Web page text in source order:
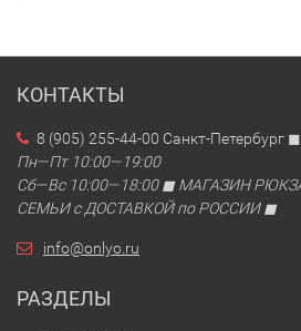
КОНТАКТЫ
8 (905) 255-44-00 Санкт-Петербург
Пн—Пт 10:00—19:00
Сб—Вс 10:00—18:00 ◼ МАГАЗИН
СЕМЬИ с ДОСТАВКОЙ по РОССИИ ◼
info@onlyo.ru
РАЗДЕЛЫ